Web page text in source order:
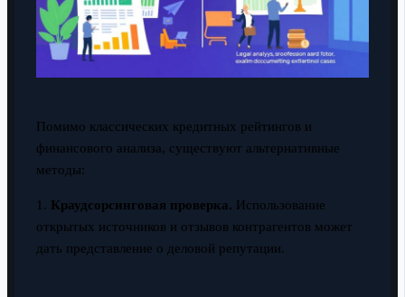
Помимо классических кредитных рейтингов и
финансового анализа, существуют альтернативные
методы:
1. Краудсорсинговая проверка. Использование
открытых источников и отзывов контрагентов может
дать представление о деловой репутации.